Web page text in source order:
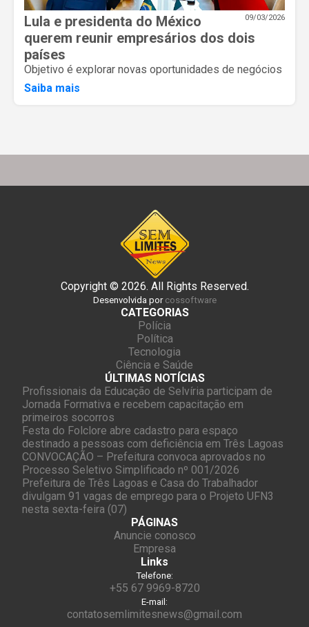
09/03/2026
Lula e presidenta do México
querem reunir empresários dos dois
países
Objetivo é explorar novas oportunidades de negócios
Saiba mais
Copyright © 2026. All Rights Reserved.
Desenvolvida por cossoftware
CATEGORIAS
Polícia
Política
Tecnologia
Ciência e Saúde
ÚLTIMAS NOTÍCIAS
Profissionais da Educação de Selvíria participam de
Jornada Formativa e recebem capacitação em
primeiros socorros
Festa do Folclore abre cadastro para espaço
destinado a pessoas com deficiência em Três Lagoas
CONVOCAÇÃO – Prefeitura convoca aprovados no
Processo Seletivo Simplificado nº 001/2026
Prefeitura de Três Lagoas e Casa do Trabalhador
divulgam 91 vagas de emprego para o Projeto UFN3
nesta sexta-feira (07)
PÁGINAS
Anuncie conosco
Empresa
Links
Telefone:
+55 67 9969-8720
E-mail:
contatosemlimitesnews@gmail.com